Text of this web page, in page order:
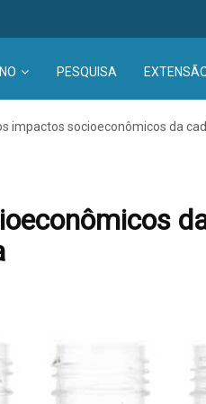
PESQUISA
impactos socioeconômicos da